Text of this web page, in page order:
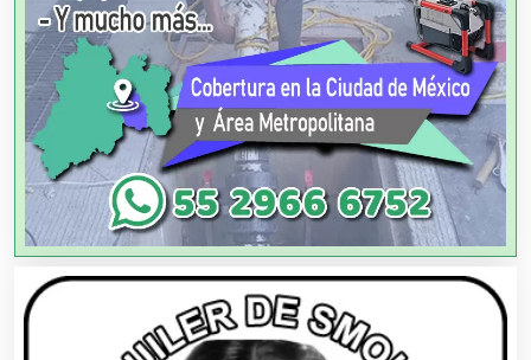
Análisis de Aguas
Animadores de Eventos
Aparatos y Equipos Eléctricos
Arquitectos